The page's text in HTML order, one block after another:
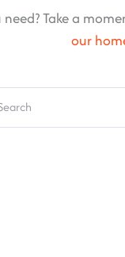
Take a
our